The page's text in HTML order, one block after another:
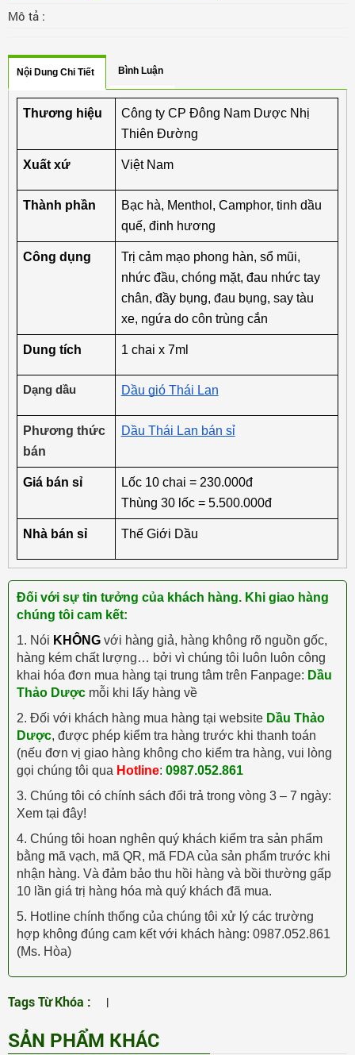
Mô tả :
Nội Dung Chi Tiết Bình Luận
Thương hiệu
Công ty CP Đông Nam Dược Nhị
Thiên Đường
Xuất xứ Việt Nam
Thành phần
Bạc hà, Menthol, Camphor, tinh dầu
quế, đinh hương
Công dụng
Trị cảm mạo phong hàn, sổ mũi,
nhức đầu, chóng mặt, đau nhức tay
chân, đầy bụng, đau bụng, say tàu
xe, ngứa do côn trùng cắn
Dung tích 1 chai x 7ml
Dạng dầu Dầu gió Thái Lan
Phương thức
bán
Dầu Thái Lan bán sỉ
Giá bán sỉ
Lốc 10 chai = 230.000đ
Thùng 30 lốc = 5.500.000đ
Nhà bán sỉ Thế Giới Dầu
Đối với sự tin tưởng của khách hàng. Khi giao hàng
chúng tôi cam kết:
1. Nói KHÔNG với hàng giả, hàng không rõ nguồn gốc,
hàng kém chất lượng… bởi vì chúng tôi luôn luôn công
khai hóa đơn mua hàng tại trung tâm trên Fanpage: Dầu
Thảo Dược mỗi khi lấy hàng về
2. Đối với khách hàng mua hàng tại website Dầu Thảo
Dược, được phép kiểm tra hàng trước khi thanh toán
(nếu đơn vị giao hàng không cho kiểm tra hàng, vui lòng
gọi chúng tôi qua Hotline: 0987.052.861
3. Chúng tôi có chính sách đổi trả trong vòng 3 – 7 ngày:
Xem tại đây!
4. Chúng tôi hoan nghên quý khách kiểm tra sản phẩm
bằng mã vạch, mã QR, mã FDA của sản phẩm trước khi
nhận hàng. Và đảm bảo thu hồi hàng và bồi thường gấp
10 lần giá trị hàng hóa mà quý khách đã mua.
5. Hotline chính thống của chúng tôi xử lý các trường
hợp không đúng cam kết với khách hàng: 0987.052.861
(Ms. Hòa)
Tags Từ Khóa : |
SẢN PHẨM KHÁC